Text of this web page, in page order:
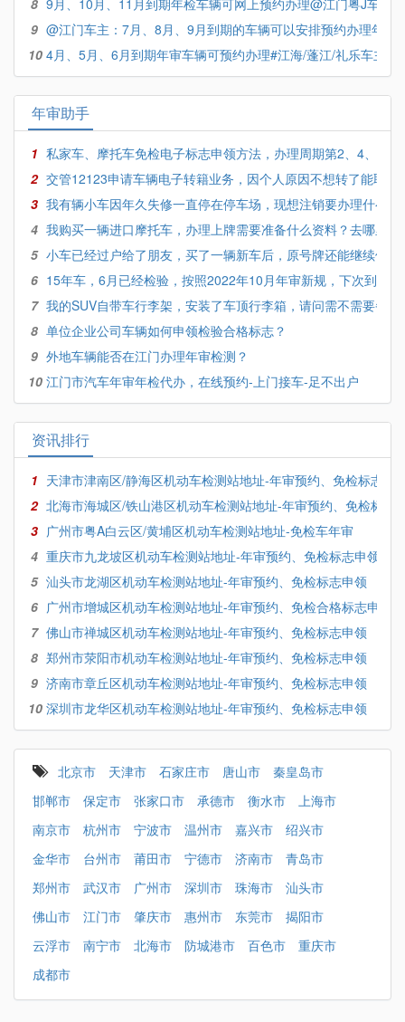
8 9月、10月、11月到期年检车辆可网上预约办理@江门粤J车主
9 @江门车主：7月、8月、9月到期的车辆可以安排预约办理年审
10 4月、5月、6月到期年审车辆可预约办理#江海/蓬江/礼乐车主#
年审助手
1 私家车、摩托车免检电子标志申领方法，办理周期第2、4、8年
2 交管12123申请车辆电子转籍业务，因个人原因不想转了能取消
3 我有辆小车因年久失修一直停在停车场，现想注销要办理什么手
4 我购买一辆进口摩托车，办理上牌需要准备什么资料？去哪里办
5 小车已经过户给了朋友，买了一辆新车后，原号牌还能继续使用
6 15年车，6月已经检验，按照2022年10月年审新规，下次到底
7 我的SUV自带车行李架，安装了车顶行李箱，请问需不需要备案
8 单位企业公司车辆如何申领检验合格标志？
9 外地车辆能否在江门办理年审检测？
10 江门市汽车年审年检代办，在线预约-上门接车-足不出户
资讯排行
1 天津市津南区/静海区机动车检测站地址-年审预约、免检标志申
2 北海市海城区/铁山港区机动车检测站地址-年审预约、免检标志
3 广州市粤A白云区/黄埔区机动车检测站地址-免检车年审
4 重庆市九龙坡区机动车检测站地址-年审预约、免检标志申领
5 汕头市龙湖区机动车检测站地址-年审预约、免检标志申领
6 广州市增城区机动车检测站地址-年审预约、免检合格标志申领
7 佛山市禅城区机动车检测站地址-年审预约、免检标志申领
8 郑州市荥阳市机动车检测站地址-年审预约、免检标志申领
9 济南市章丘区机动车检测站地址-年审预约、免检标志申领
10 深圳市龙华区机动车检测站地址-年审预约、免检标志申领
北京市 天津市 石家庄市 唐山市
秦皇岛市
邯郸市
保定市 张家口市 承德市 衡水市
上海市
南京市
杭州市 宁波市 温州市 嘉兴市
绍兴市
金华市
台州市 莆田市 宁德市 济南市
青岛市
郑州市
武汉市 广州市 深圳市 珠海市
汕头市
佛山市
江门市 肇庆市 惠州市 东莞市
揭阳市
云浮市
南宁市 北海市 防城港市 百色市
重庆市
成都市